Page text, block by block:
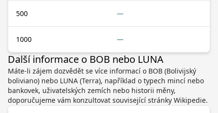
500 —
1000 —
Další informace o BOB nebo LUNA
Máte-li zájem dozvědět se více informací o BOB (Bolivijský
boliviano) nebo LUNA (Terra), například o typech mincí nebo
bankovek, uživatelských zemích nebo historii měny,
doporučujeme vám konzultovat související stránky Wikipedie.